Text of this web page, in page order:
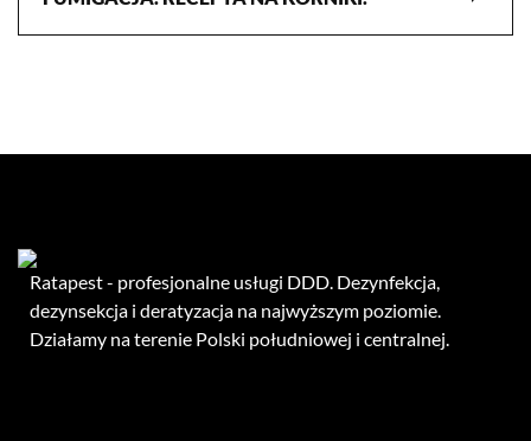
Ratapest - profesjonalne usługi DDD. Dezynfekcja,
dezynsekcja i deratyzacja na najwyższym poziomie.
Działamy na terenie Polski południowej i centralnej.